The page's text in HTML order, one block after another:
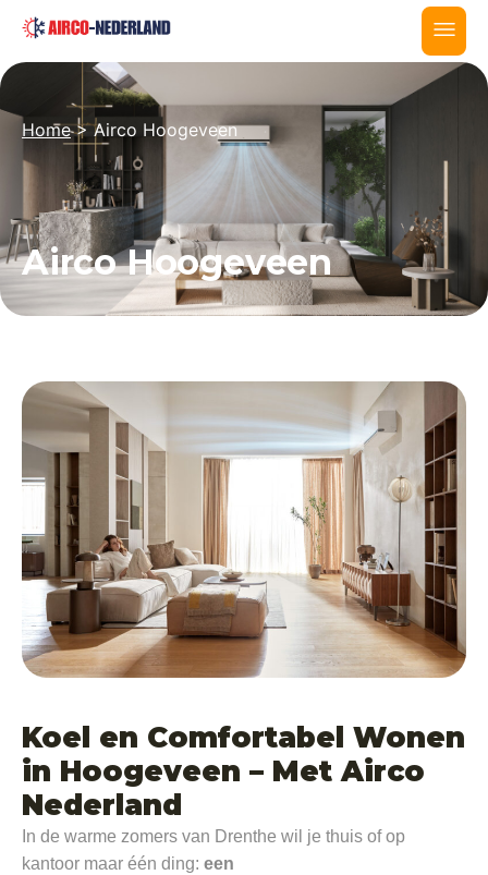
Home>Airco Hoogeveen
Airco Hoogeveen
Koel en Comfortabel Wonen
in Hoogeveen – Met Airco
Nederland
In de warme zomers van Drenthe wil je thuis of op
kantoor maar één ding: een